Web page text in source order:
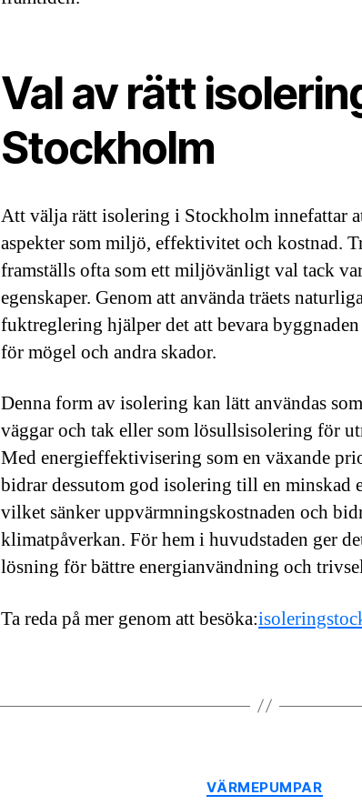
Val av rätt
Stockholm
Att välja rätt isolering i Stockholm innefattar
aspekter som miljö, effektivitet och kostnad.
framställs ofta som ett miljövänligt val tack
egenskaper. Genom att använda träets
fuktreglering hjälper det att bevara
för mögel och andra skador.
Denna form av isolering kan lätt användas
väggar och tak eller som lösullsisolering för
Med energieffektivisering som en växande
bidrar dessutom god isolering till en minskad
vilket sänker uppvärmningskostnaden och
klimatpåverkan. För hem i huvudstaden ger
lösning för bättre energianvändning och
Ta reda på mer genom att besöka:
Kategorier
VÄRMEPUMPAR